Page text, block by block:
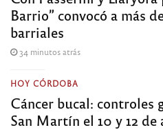
Barrio” convocó a más
barriales
34 minutos atrás
HOY CÓRDOBA
Cáncer bucal: controles
San Martín el 10 y 12 de